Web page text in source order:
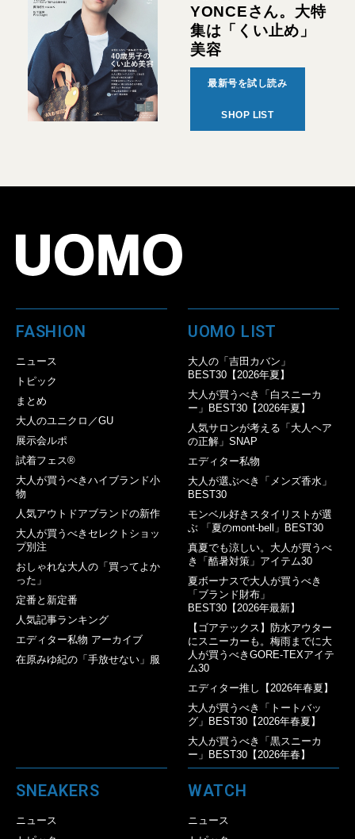
YONCEさん。大特
集は「くい止め」
美容
最新号を試し読み
SHOP LIST
FASHION
ニュース
トピック
まとめ
大人のユニクロ／GU
展示会ルポ
試着フェス®︎
大人が買うべきハイブランド小
物
人気アウトドアブランドの新作
大人が買うべきセレクトショッ
プ別注
おしゃれな大人の「買ってよか
った」
定番と新定番
人気記事ランキング
エディター私物 アーカイブ
在原みゆ紀の「手放せない」服
UOMO LIST
大人の「吉田カバン」
BEST30【2026年夏】
大人が買うべき「白スニーカ
ー」BEST30【2026年夏】
人気サロンが考える「大人ヘア
の正解」SNAP
エディター私物
大人が選ぶべき「メンズ香水」
BEST30
モンベル好きスタイリストが選
ぶ 「夏のmont-bell」BEST30
真夏でも涼しい。大人が買うべ
き「酷暑対策」アイテム30
夏ボーナスで大人が買うべき
「ブランド財布」
BEST30【2026年最新】
【ゴアテックス】防水アウター
にスニーカーも。梅雨までに大
人が買うべきGORE-TEXアイテ
ム30
エディター推し【2026年春夏】
大人が買うべき「トートバッ
グ」BEST30【2026年春夏】
大人が買うべき「黒スニーカ
ー」BEST30【2026年春】
SNEAKERS
ニュース
WATCH
ニュース